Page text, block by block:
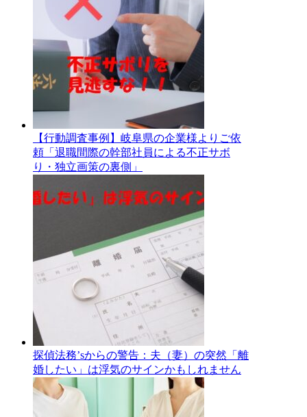
【行動調査事例】岐阜県の企業様よりご依
頼「退職間際の幹部社員による不正サボ
り・独立画策の裏側」
探偵法務’sからの警告：夫（妻）の突然「離
婚したい」は浮気のサインかもしれません